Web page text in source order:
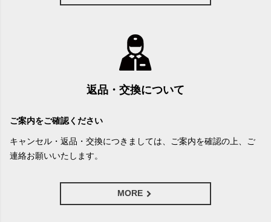
返品・交換について
ご案内をご確認ください
キャンセル・返品・交換につきましては、ご案内を確認の上、ご
連絡お願いいたします。
MORE